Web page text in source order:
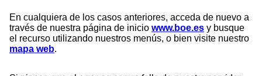
En cualquiera de los casos anteriores, acceda de nuevo a
través de nuestra página de inicio www.boe.es y busque
el recurso utilizando nuestros menús, o bien visite nuestro
mapa web.